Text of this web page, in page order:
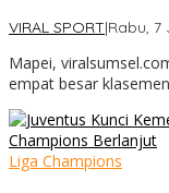
VIRAL SPORT|Rabu, 7
Mapei,
empat besar
Liga Champions